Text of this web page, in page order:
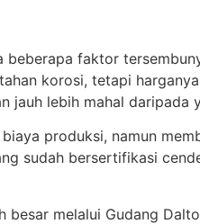
faktor
korosi, tetapi
lebih mahal daripada
produksi, namun
sudah bersertifikasi
melalui Gudang